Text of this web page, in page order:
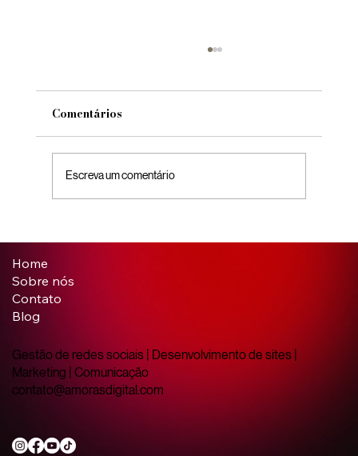
Realidade Aumentada e Virtual no
Comentários
Escreva um comentário
Gestão de redes sociais | Desenvolvimento de sites |
Marketing | Comunicação
contato@amorasdigital.com
Home
Sobre nós
Contato
Blog